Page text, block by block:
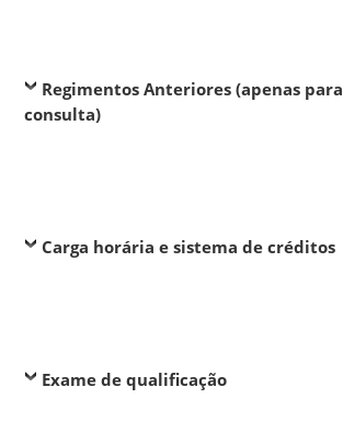
Regimentos Anteriores (apenas para
consulta)
Carga horária e sistema de créditos
Exame de qualificação